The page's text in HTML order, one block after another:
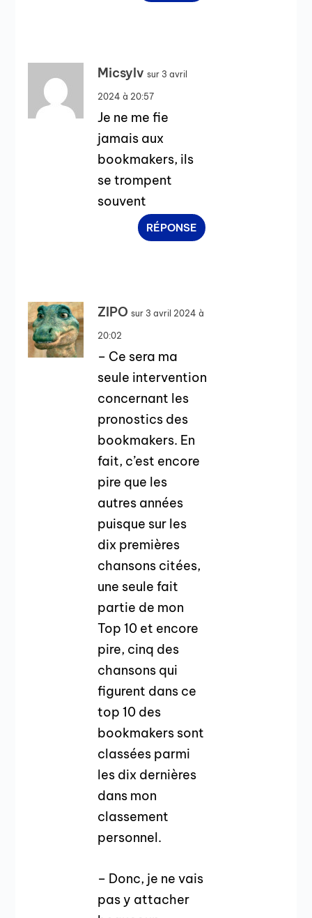
Micsylv sur 3 avril
2024 à 20:57
Je ne me fie
jamais aux
bookmakers, ils
se trompent
souvent
RÉPONSE
ZIPO sur 3 avril 2024 à
20:02
– Ce sera ma
seule intervention
concernant les
pronostics des
bookmakers. En
fait, c’est encore
pire que les
autres années
puisque sur les
dix premières
chansons citées,
une seule fait
partie de mon
Top 10 et encore
pire, cinq des
chansons qui
figurent dans ce
top 10 des
bookmakers sont
classées parmi
les dix dernières
dans mon
classement
personnel.
– Donc, je ne vais
pas y attacher